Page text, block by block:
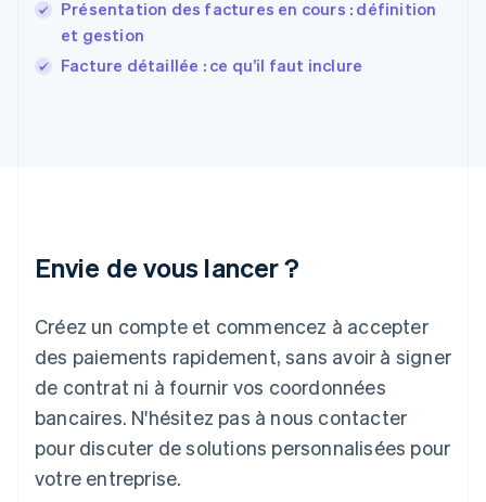
Présentation des factures en cours : définition
et gestion
Facture détaillée : ce qu’il faut inclure
Envie de vous lancer ?
Créez un compte et commencez à accepter
des paiements rapidement, sans avoir à signer
de contrat ni à fournir vos coordonnées
bancaires. N'hésitez pas à nous contacter
pour discuter de solutions personnalisées pour
votre entreprise.
English
Grèce
Hongrie
日本語 English
English
Liechtenstein
Deutsch English
Lituanie
English
Luxembourg
FrançaisDeutschEnglish
Malaisie